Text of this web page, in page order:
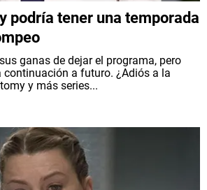
podría tener una temporada
ganas de dejar el programa, pero
continuación a futuro. ¿Adiós a la
y más series...